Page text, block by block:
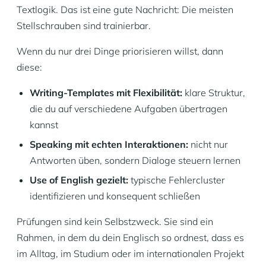
Textlogik. Das ist eine gute Nachricht: Die meisten
Stellschrauben sind trainierbar.
Wenn du nur drei Dinge priorisieren willst, dann
diese:
Writing-Templates mit Flexibilität: klare Struktur,
die du auf verschiedene Aufgaben übertragen
kannst
Speaking mit echten Interaktionen: nicht nur
Antworten üben, sondern Dialoge steuern lernen
Use of English gezielt: typische Fehlercluster
identifizieren und konsequent schließen
Prüfungen sind kein Selbstzweck. Sie sind ein
Rahmen, in dem du dein Englisch so ordnest, dass es
im Alltag, im Studium oder im internationalen Projekt